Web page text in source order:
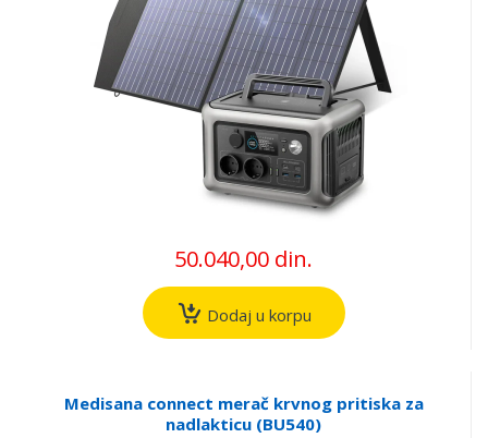
50.040,00 din.
Dodaj u korpu
Medisana connect merač krvnog pritiska za
nadlakticu (BU540)